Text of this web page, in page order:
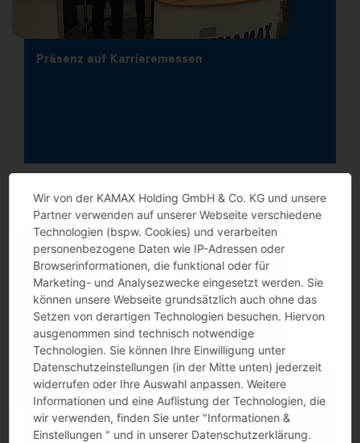
Präsenz auf Karrieremessen
Sponsoring der „Formula Student“
Wir von der KAMAX Holding GmbH & Co. KG und unsere
Partner verwenden auf unserer Webseite verschiedene
Technologien (bspw. Cookies) und verarbeiten
personenbezogene Daten wie IP-Adressen oder
Browserinformationen, die funktional oder für
Marketing- und Analysezwecke eingesetzt werden. Sie
können unsere Webseite grundsätzlich auch ohne das
Setzen von derartigen Technologien besuchen. Hiervon
ausgenommen sind technisch notwendige
Technologien. Sie können Ihre Einwilligung unter
Datenschutzeinstellungen (in der Mitte unten) jederzeit
widerrufen oder Ihre Auswahl anpassen. Weitere
Informationen und eine Auflistung der Technologien, die
wir verwenden, finden Sie unter "Informationen &
Einstellungen " und in unserer Datenschutzerklärung.